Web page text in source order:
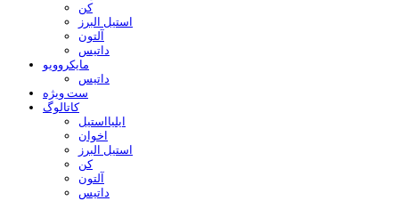
کن
استیل البرز
آلتون
داتیس
مایکروویو
داتیس
ست ویژه
کاتالوگ
ایلیااستیل
اخوان
استیل البرز
کن
آلتون
داتیس